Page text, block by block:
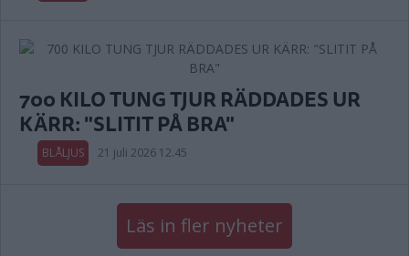
700 KILO TUNG TJUR RÄDDADES UR
KÄRR: "SLITIT PÅ BRA"
BLÅLJUS 21 juli 2026 12.45
Läs in fler nyheter